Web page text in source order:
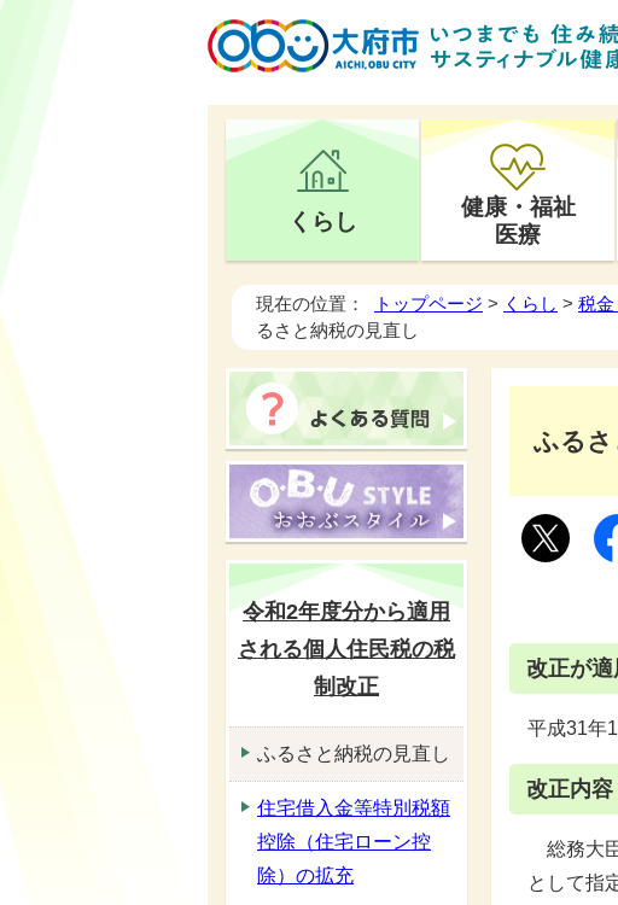
くらし
健康・福祉
医療
現在の位置： トップページ > くらし > 税金
るさと納税の見直し
ふるさ
改正が適
平成31年
改正内容
総務大
として指
令和2年度分から適用
される個人住民税の税
制改正
ふるさと納税の見直し
住宅借入金等特別税額
控除（住宅ローン控
除）の拡充